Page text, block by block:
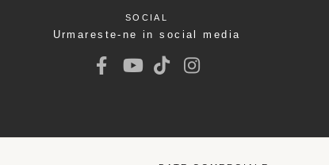
SOCIAL
Urmareste-ne in social media